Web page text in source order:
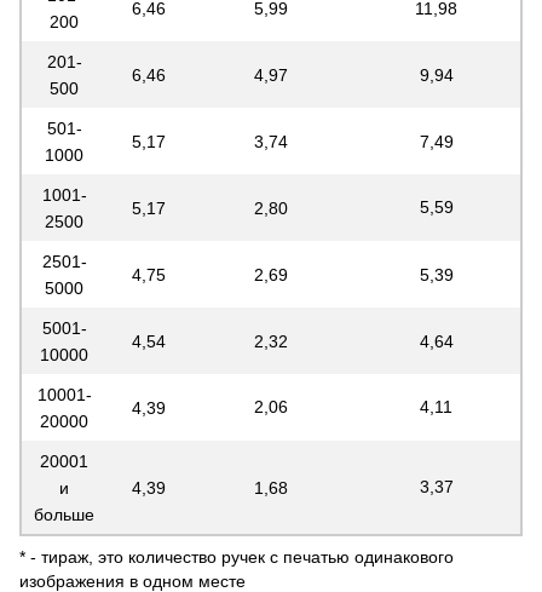
200
6,46 5,99 11,98
201-
500
6,46 4,97 9,94
501-
1000
5,17 3,74 7,49
1001-
2500
5,17 2,80 5,59
2501-
5000
4,75 2,69 5,39
5001-
10000
4,54 2,32 4,64
10001-
20000
4,39 2,06 4,11
20001
и
больше
4,39 1,68 3,37
* - тираж, это количество ручек с печатью одинакового
изображения в одном месте